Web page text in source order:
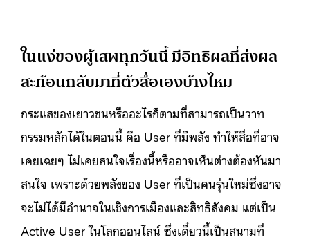
ในแง่ของผู้เสพทุกวันนี้ มีอิทธิผลที่ส่งผล
สะท้อนกลับมาที่ตัวสื่อเองบ้างไหม
กระแสของเยาวชนหรืออะไรก็ตามที่สามารถเป็นวาท
กรรมหลักได้ในตอนนี้ คือ User ที่มีพลัง ทำให้สื่อที่อาจ
เคยเฉยๆ ไม่เคยสนใจเรื่องนี้หรืออาจเห็นต่างต้องหันมา
สนใจ เพราะด้วยพลังของ User ที่เป็นคนรุ่นใหม่ซึ่งอาจ
จะไม่ได้มีอำนาจในเชิงการเมืองและสิทธิสังคม แต่เป็น
Active User ในโลกออนไลน์ ซึ่งเดี๋ยวนี้เป็นสนามที่